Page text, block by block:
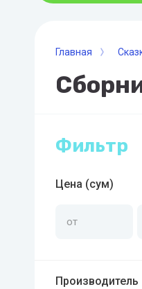
Главная
Фильтр
Цена (сум)
Производитель